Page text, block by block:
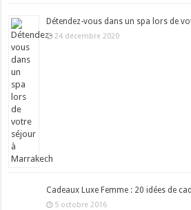
Détendez-vous dans un spa lors de
24 décembre 2020
Cadeaux Luxe Femme : 20 idées de
5 octobre 2016